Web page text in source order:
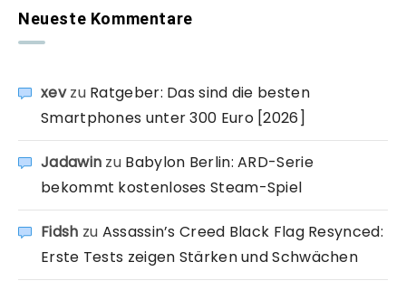
Neueste Kommentare
xevzu Ratgeber: Das sind die besten
Smartphones unter 300 Euro [2026]
Jadawin zu Babylon Berlin: ARD-Serie
bekommt kostenloses Steam-Spiel
Fidsh zu Assassin’s Creed Black Flag Resynced:
Erste Tests zeigen Stärken und Schwächen